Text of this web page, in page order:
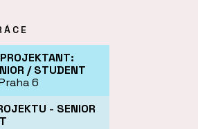
/ STUDENT
6
- SENIOR